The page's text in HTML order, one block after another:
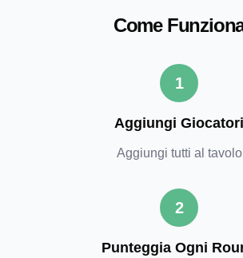
Come
1
Aggiungi Giocatori
Aggiungi tutti al tavolo
2
Punteggia Ogni